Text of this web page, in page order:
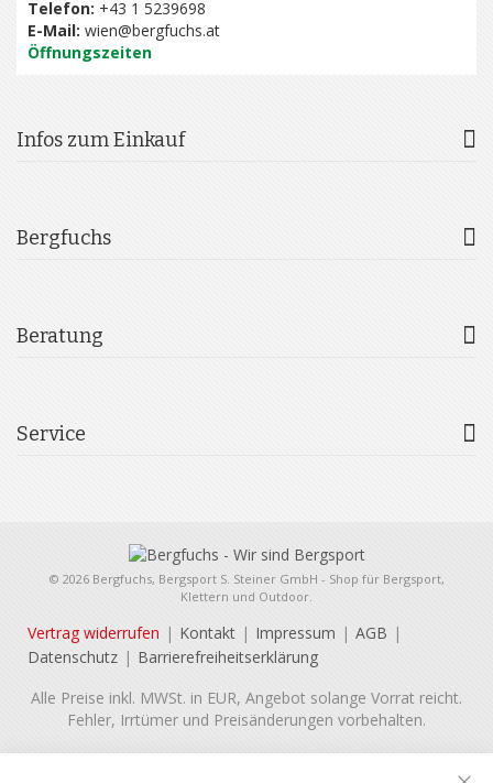
Telefon: +43 1 5239698
E-Mail: wien@bergfuchs.at
Öffnungszeiten
Infos zum Einkauf
Bergfuchs
Beratung
Service
© 2026 Bergfuchs, Bergsport S. Steiner GmbH - Shop für Bergsport,
Klettern und Outdoor.
Vertrag widerrufen Kontakt Impressum
AGB
Datenschutz
Barrierefreiheitserklärung
Alle Preise inkl. MWSt. in EUR, Angebot solange Vorrat reicht.
Fehler, Irrtümer und Preisänderungen vorbehalten.